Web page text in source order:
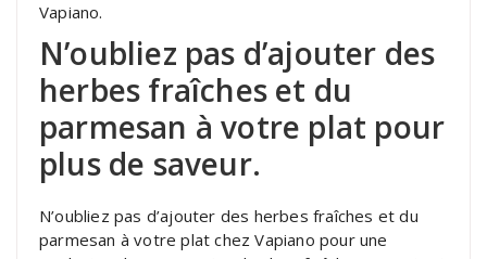
Vapiano.
N’oubliez pas d’ajouter des
herbes fraîches et du
parmesan à votre plat pour
plus de saveur.
N’oubliez pas d’ajouter des herbes fraîches et du
parmesan à votre plat chez Vapiano pour une